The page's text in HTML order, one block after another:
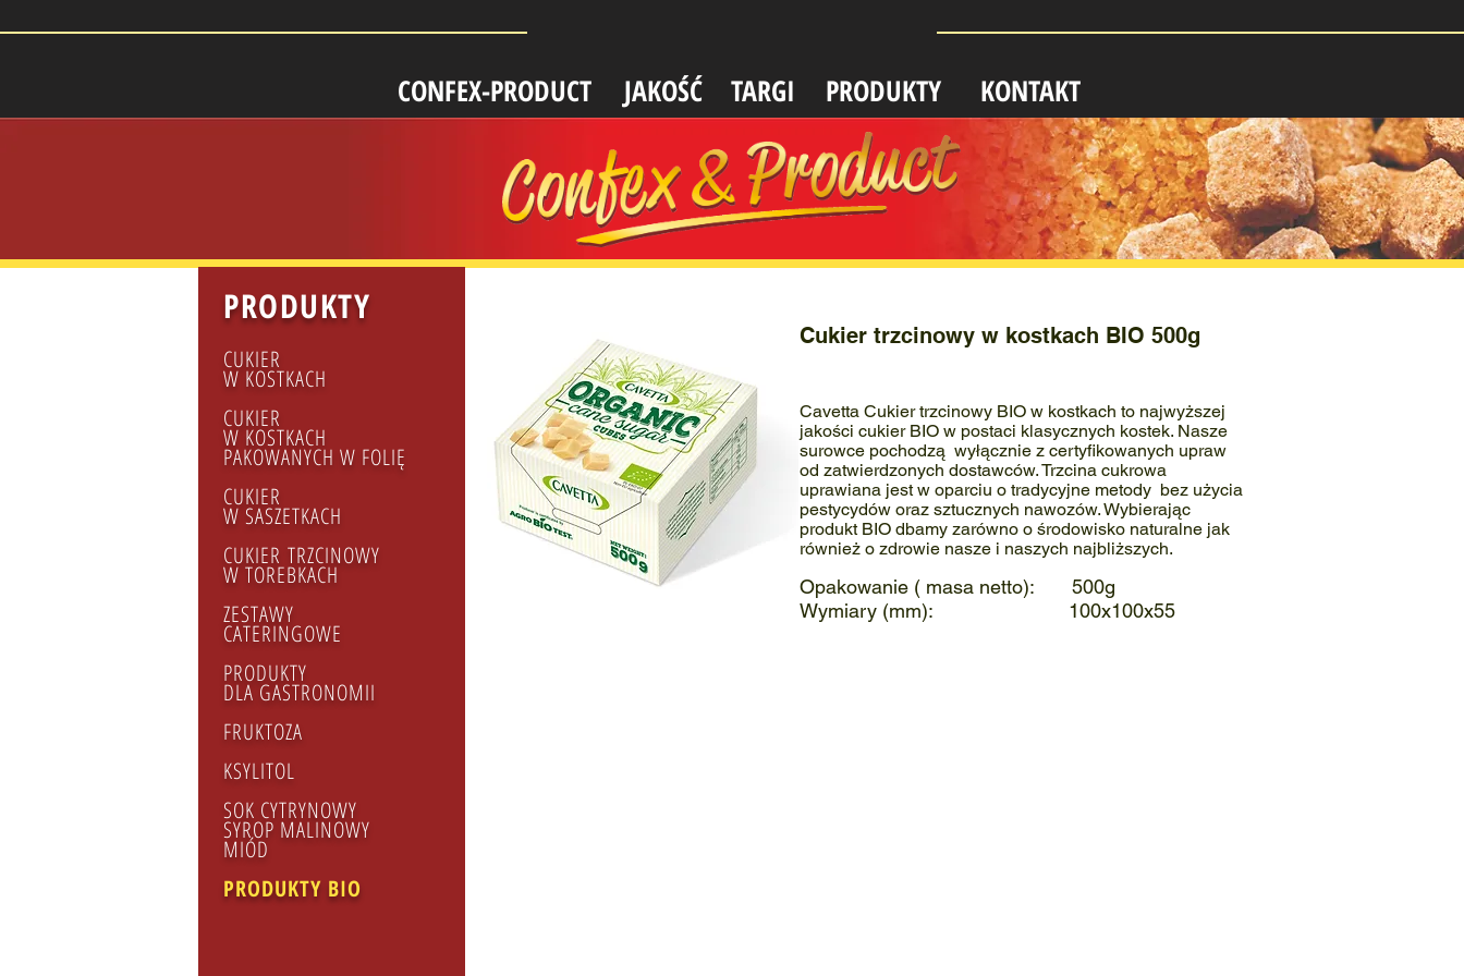
CONFEX-PRODUCT PRODUKTY
TARGI
JAKOŚĆ KONTAKT
PRODUKTY
CUKIER
W KOSTKACH
CUKIER
W KOSTKACH
PAKOWANYCH W FOLIĘ
CUKIER
W SASZETKACH
CUKIER TRZCINOWY​
W TOREBKACH
ZESTAWY
CATERINGOWE
PRODUKTY
DLA GASTRONOMII
FRUKTOZA
KSYLITOL
SOK CYTRYNOWY
SYROP MALINOWY
MIÓD
PRODUKTY BIO
Cukier trzcinowy w kostkach BIO 500g
Cavetta Cukier trzcinowy BIO w kostkach to najwyższej
jakości cukier BIO w postaci klasycznych kostek. Nasze
surowce pochodzą wyłącznie z certyfikowanych upraw
od zatwierdzonych dostawców. Trzcina cukrowa
uprawiana jest w oparciu o tradycyjne metody bez użycia
pestycydów oraz sztucznych nawozów. Wybierając
produkt BIO dbamy zarówno o środowisko naturalne jak
również o zdrowie nasze i naszych najbliższych.
Opakowanie ( masa netto): 500g
Wymiary (mm): 100x100x55